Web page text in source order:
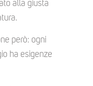
alla giusta
però: ogni
ha esigenze